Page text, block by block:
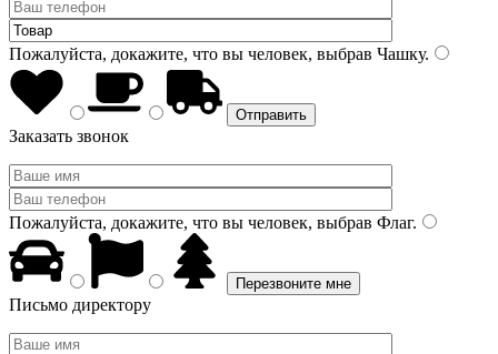
Пожалуйста, докажите, что вы человек, выбрав Чашку.
Заказать звонок
Пожалуйста, докажите, что вы человек, выбрав Флаг.
Письмо директору